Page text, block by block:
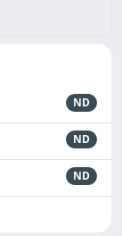
ND
ND
ND